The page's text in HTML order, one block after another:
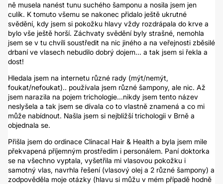
ně musela nanést tunu suchého šamponu a nosila jsem jen
culík. K tomuto všemu se nakonec přidalo ještě ukrutné
svědění, kdy jsem si pokožku hlavy vždy rozdrápala do krve a
bylo vše ještě horší. Záchvaty svědění byly strašné, nemohla
jsem se v tu chvíli soustředit na nic jiného a na veřejnosti zběsilé
drbaní ve vlasech nebudilo dobrý dojem... a tak jsem si řekla a
dost!
Hledala jsem na internetu různé rady (mýt/nemýt,
foukat/nefoukat).. používala jsem různé šampony, ale nic. Až
jsem narazila na pojem trichologie...nikdy jsem tento název
neslyšela a tak jsem se dívala co to vlastně znamená a co mi
může nabídnout. Našla jsem si nejbližší trichologii v Brně a
objednala se.
Přišla jsem do ordinace Clinacal Hair & Health a byla jsem mile
překvapená příjemným prostředím i personálem. Paní doktorka
se na všechno vyptala, vyšetřila mi vlasovou pokožku i
samotný vlas, navrhla řešení (vlasový olej a 2 různé šampony) a
zodpověděla moje otázky (hlavu si můžu v mém případě hodně